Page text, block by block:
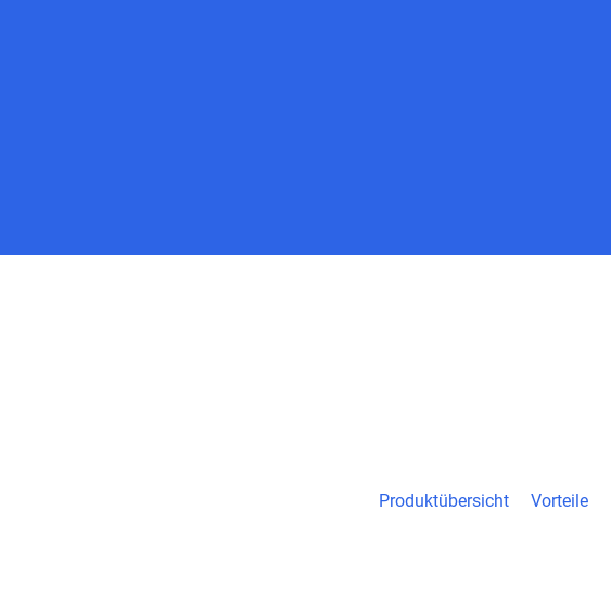
Produktübersicht Vorteile